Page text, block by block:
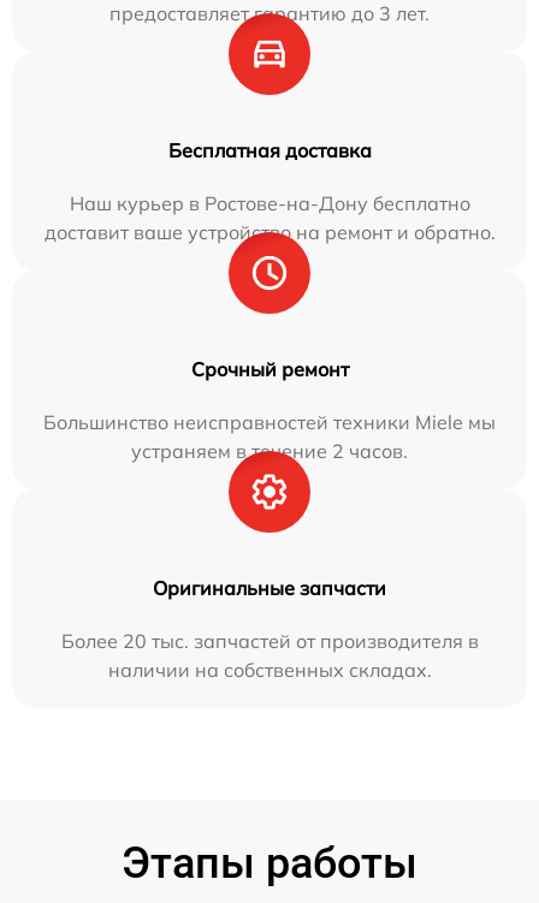
предоставляет гарантию до 3 лет.
Бесплатная доставка
Наш курьер в Ростове-на-Дону бесплатно
доставит ваше устройство на ремонт и обратно.
Срочный ремонт
Большинство неисправностей техники Miele мы
устраняем в течение 2 часов.
Оригинальные запчасти
Более 20 тыс. запчастей от производителя в
наличии на собственных складах.
Этапы работы